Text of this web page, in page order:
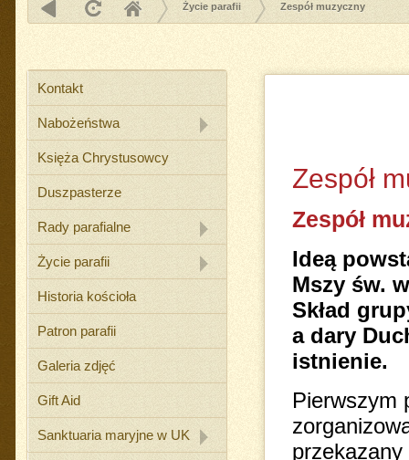
Życie parafii Zespół muzyczny
Kontakt
Nabożeństwa
Księża Chrystusowcy
Duszpasterze
Rady parafialne
Życie parafii
Historia kościoła
Patron parafii
Galeria zdjęć
Gift Aid
Sanktuaria maryjne w UK
Zespół
Zespół
Ideą
Mszy św.
Skład
a dary
istnienie.
Pierwszym
przekazany